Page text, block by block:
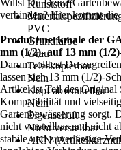
Kunststoff
PVC
Grundfarbe
Grau
Teleskopierbar
Nein
Kopf abwinkelbar
Nein
Eigenschaft
Nicht verstellbar
AKN
Willst Du Deine
verbinden? Hier kommt
Produktmerkmale der
mm (1/2)- auf 13 mm (1/
Darum solltest Du
lassen sich 13 mm (1/2)-
Artikel ist Teil des
Kompatibilität und
Gartenbewässerung sorgt.
nicht verstellbar und nicht
stabile und zuverlässige